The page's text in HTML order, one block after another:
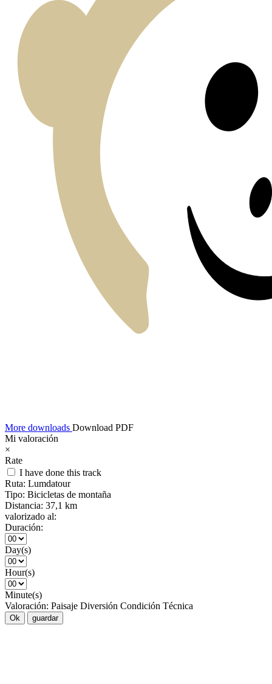
More downloads Download PDF
Mi valoración
×
Rate
I have done this track
Ruta: Lumdatour
Tipo: Bicicletas de montaña
Distancia: 37,1 km
valorizado al:
Duración:
Day(s)
Hour(s)
Minute(s)
Valoración: Paisaje Diversión Condición Técnica
Ok guardar